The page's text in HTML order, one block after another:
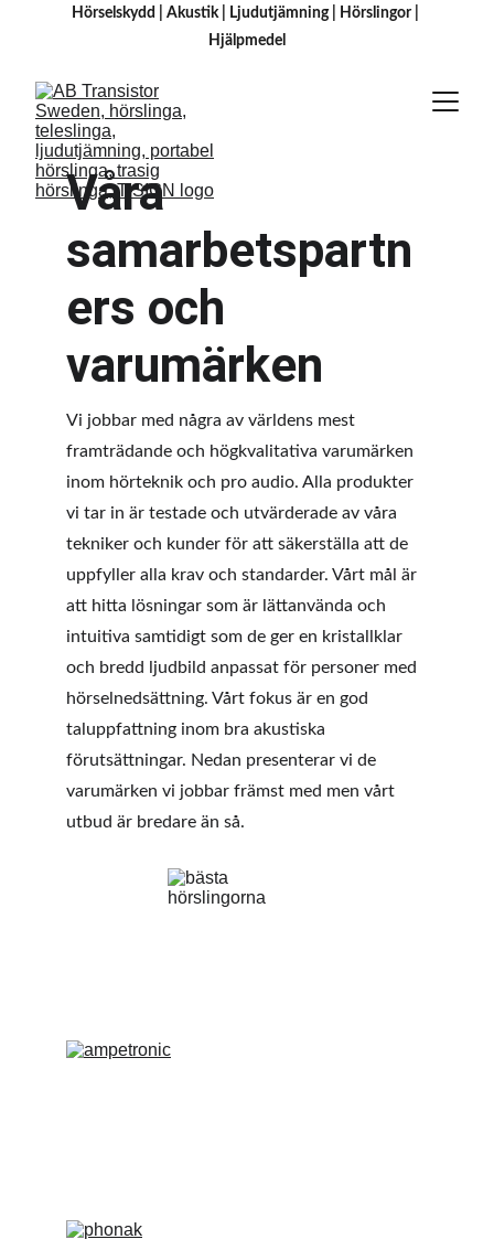
Hörselskydd Akustik | Ljudutjämning | Hörslingor |
H jälpmedel
Våra
samarbetspartn
ers och
varumärken
Vi jobbar med några av världens mest
framträdande och högkvalitativa varumärken
inom hörteknik och pro audio. Alla produkter
vi tar in är testade och utvärderade av våra
tekniker och kunder för att säkerställa att de
uppfyller alla krav och standarder. Vårt mål är
att hitta lösningar som är lättanvända och
intuitiva samtidigt som de ger en kristallklar
och bredd ljudbild anpassat för personer med
hörselnedsättning. Vårt fokus är en god
taluppfattning inom bra akustiska
förutsättningar. Nedan presenterar vi de
varumärken vi jobbar främst med men vårt
utbud är bredare än så.